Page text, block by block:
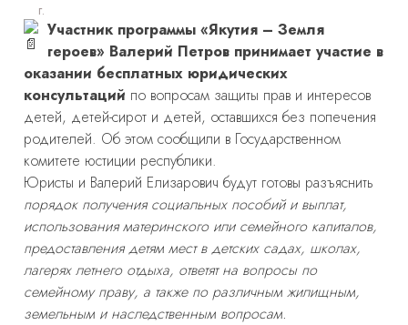
г.
Участник программы «Якутия – Земля
героев» Валерий Петров принимает участие в
оказании бесплатных юридических
консультаций по вопросам защиты прав и интересов
детей, детей-сирот и детей, оставшихся без попечения
родителей. Об этом сообщили в Государственном
комитете юстиции республики.
Юристы и Валерий Елизарович будут готовы разъяснить
порядок получения социальных пособий и выплат,
использования материнского или семейного капиталов,
предоставления детям мест в детских садах, школах,
лагерях летнего отдыха, ответят на вопросы по
семейному праву, а также по различным жилищным,
земельным и наследственным вопросам.